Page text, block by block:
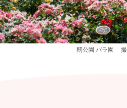
靭公園 バラ園 撮